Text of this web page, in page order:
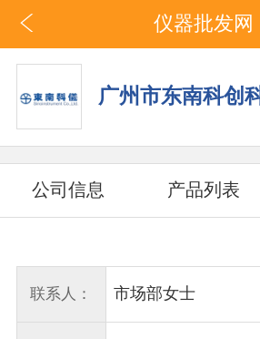
仪器批发网
广州市东南科创
公司信息 产品列表
联系人： 市场部女士